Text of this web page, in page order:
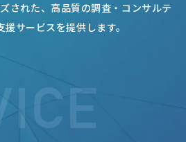
された、高品質の調査・コンサルテ
サービスを提供します。